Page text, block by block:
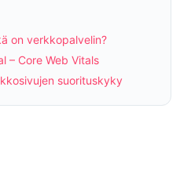
on verkkopalvelin?
– Core Web Vitals
suorituskyky